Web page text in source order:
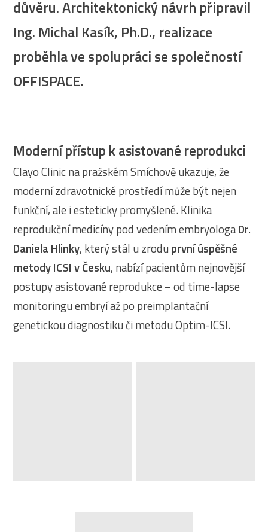
důvěru. Architektonický návrh připravil
Ing. Michal Kasík, Ph.D., realizace
proběhla ve spolupráci se společností
OFFISPACE.
Moderní přístup k asistované reprodukci
Clayo Clinic na pražském Smíchově ukazuje, že
moderní zdravotnické prostředí může být nejen
funkční, ale i esteticky promyšlené. Klinika
reprodukční medicíny pod vedením embryologaDr.
Daniela Hlinky, který stál u zroduprvní úspěšné
metody ICSI v Česku, nabízí pacientům nejnovější
postupy asistované reprodukce – od time-lapse
monitoringu embryí až po preimplantační
genetickou diagnostiku či metodu Optim-ICSI.